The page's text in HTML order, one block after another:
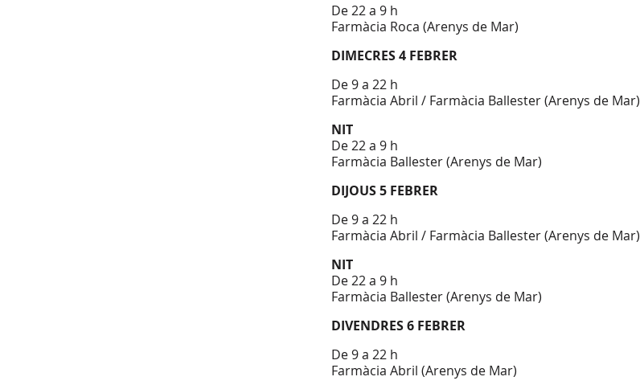
De 22 a 9 h
Farmàcia Roca (Arenys de Mar)
DIMECRES 4 FEBRER
De 9 a 22 h
Farmàcia Abril / Farmàcia Ballester (Arenys de Mar)
NIT
De 22 a 9 h
Farmàcia Ballester (Arenys de Mar)
DIJOUS 5 FEBRER
De 9 a 22 h
Farmàcia Abril / Farmàcia Ballester (Arenys de Mar)
NIT
De 22 a 9 h
Farmàcia Ballester (Arenys de Mar)
DIVENDRES 6 FEBRER
De 9 a 22 h
Farmàcia Abril (Arenys de Mar)